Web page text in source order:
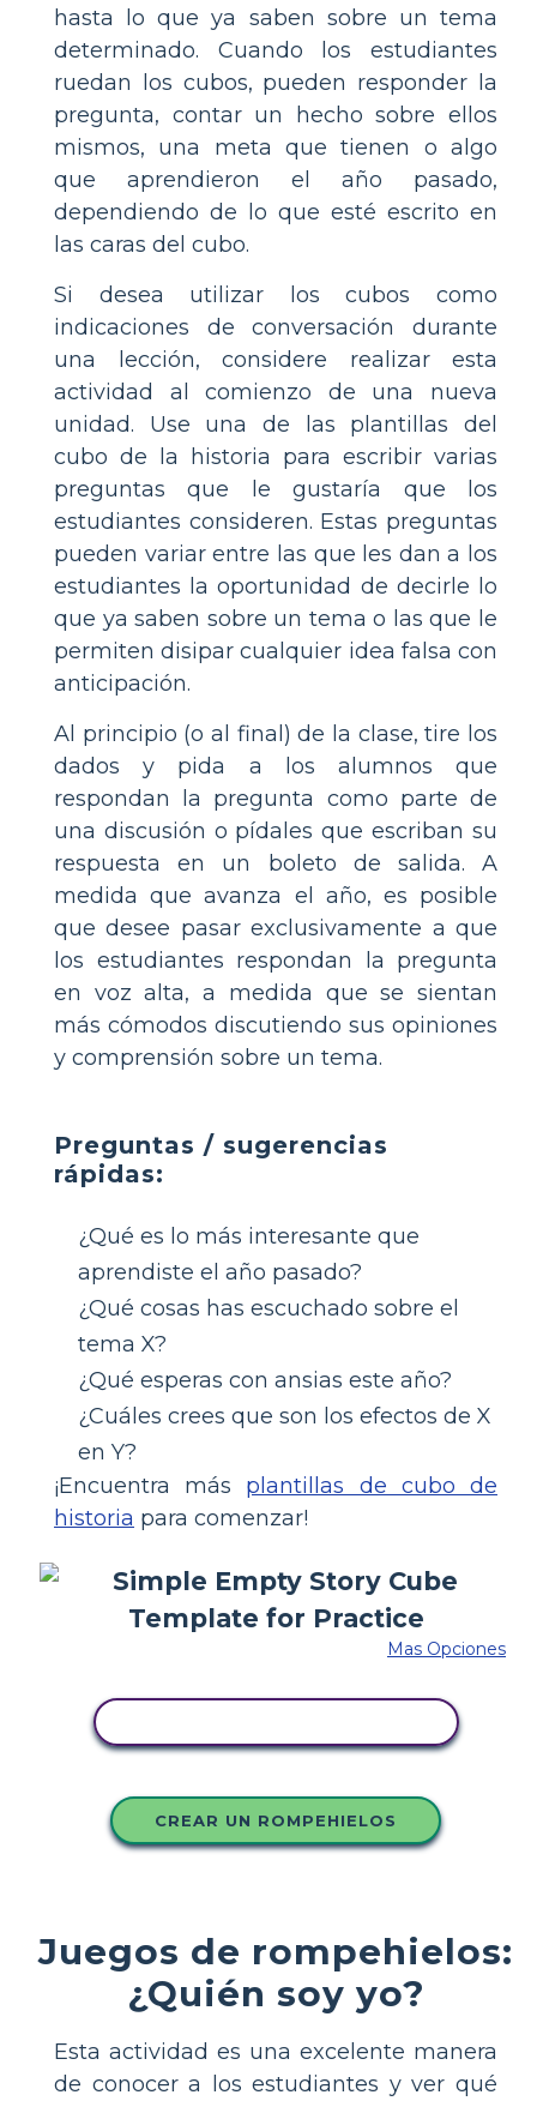
hasta lo que ya saben sobre un tema
determinado. Cuando los estudiantes
ruedan los cubos, pueden responder la
pregunta, contar un hecho sobre ellos
mismos, una meta que tienen o algo
que aprendieron el año pasado,
dependiendo de lo que esté escrito en
las caras del cubo.
Si desea utilizar los cubos como
indicaciones de conversación durante
una lección, considere realizar esta
actividad al comienzo de una nueva
unidad. Use una de las plantillas del
cubo de la historia para escribir varias
preguntas que le gustaría que los
estudiantes consideren. Estas preguntas
pueden variar entre las que les dan a los
estudiantes la oportunidad de decirle lo
que ya saben sobre un tema o las que le
permiten disipar cualquier idea falsa con
anticipación.
Al principio (o al final) de la clase, tire los
dados y pida a los alumnos que
respondan la pregunta como parte de
una discusión o pídales que escriban su
respuesta en un boleto de salida. A
medida que avanza el año, es posible
que desee pasar exclusivamente a que
los estudiantes respondan la pregunta
en voz alta, a medida que se sientan
más cómodos discutiendo sus opiniones
y comprensión sobre un tema.
Preguntas / sugerencias
rápidas:
¿Qué es lo más interesante que
aprendiste el año pasado?
¿Qué cosas has escuchado sobre el
tema X?
¿Qué esperas con ansias este año?
¿Cuáles crees que son los efectos de X
en Y?
¡Encuentra más plantillas de cubo de
historia para comenzar!
Mas Opciones
CREAR UN ROMPEHIELOS
Juegos de rompehielos:
¿Quién soy yo?
Esta actividad es una excelente manera
de conocer a los estudiantes y ver qué